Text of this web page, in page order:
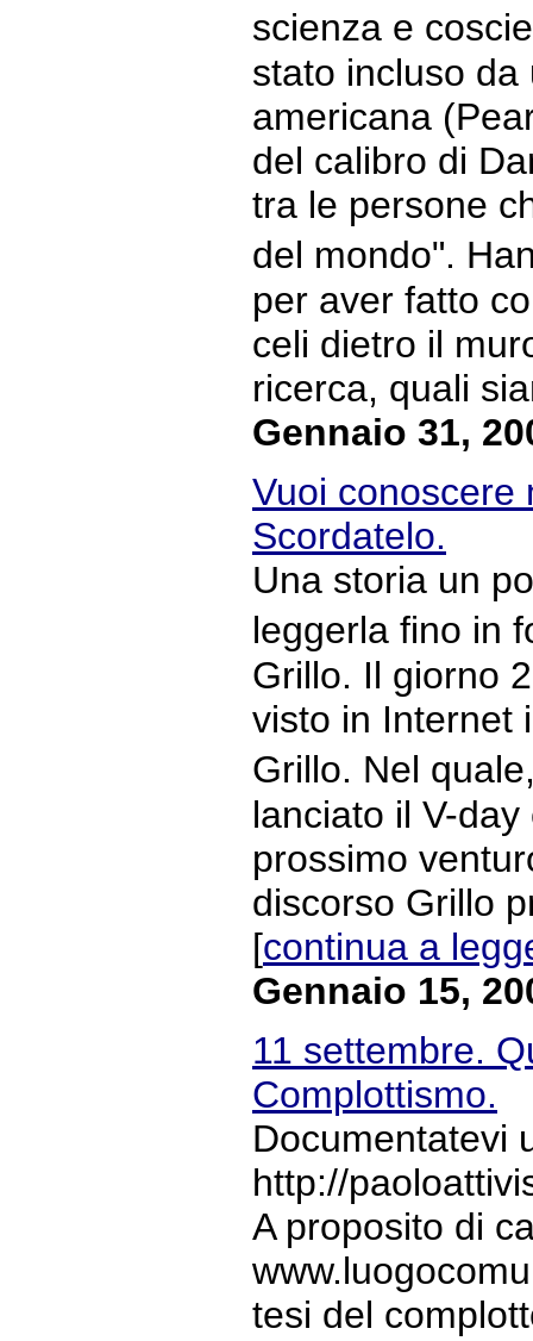
scienza e
stato incluso
americana
del calibro di
tra le persone
del mondo".
per aver fatto
celi dietro il
ricerca, quali
Gennaio 31,
Vuoi conoscere
Scordatelo.
Una storia un
leggerla fino in
Grillo. Il giorno
visto in Internet
Grillo. Nel
lanciato il V-
prossimo
discorso Grillo
[continua a
Gennaio 15,
11 settembre.
Complottismo.
Documentatevi
http://
A proposito di
tesi del